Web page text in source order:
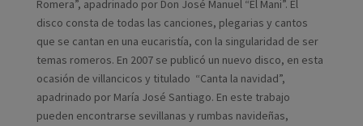
Romera”, apadrinado por Don José Manuel “El Mani”. El
disco consta de todas las canciones, plegarias y cantos
que se cantan en una eucaristía, con la singularidad de ser
temas romeros. En 2007 se publicó un nuevo disco, en esta
ocasión de villancicos y titulado “Canta la navidad”,
apadrinado por María José Santiago. En este trabajo
pueden encontrarse sevillanas y rumbas navideñas,